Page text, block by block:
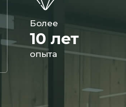
Более
10 лет
опыта